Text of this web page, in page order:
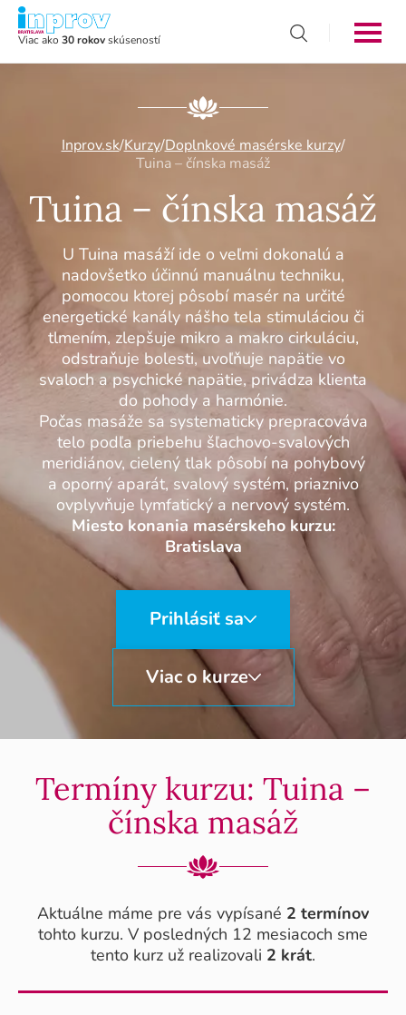
Viac ako 30 rokovskúseností
Inprov.sk/Kurzy/Doplnkové masérske kurzy/
Tuina – čínska masáž
Tuina – čínska masáž
U Tuina masáží ide o veľmi dokonalú a
nadovšetko účinnú manuálnu techniku,
pomocou ktorej pôsobí masér na určité
energetické kanály nášho tela stimuláciou či
tlmením, zlepšuje mikro a makro cirkuláciu,
odstraňuje bolesti, uvoľňuje napätie vo
svaloch a psychické napätie, privádza klienta
do pohody a harmónie.
Počas masáže sa systematicky prepracováva
telo podľa priebehu šľachovo-svalových
meridiánov, cielený tlak pôsobí na pohybový
a oporný aparát, svalový systém, priaznivo
ovplyvňuje lymfatický a nervový systém.
Miesto konania masérskeho kurzu:
Bratislava
Prihlásiť sa
Viac o kurze
Termíny kurzu: Tuina –
čínska masáž
Aktuálne máme pre vás vypísané 2 termínov
tohto kurzu. V posledných 12 mesiacoch sme
tento kurz už realizovali 2 krát.